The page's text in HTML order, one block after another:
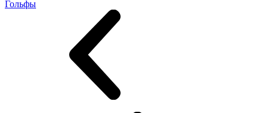
Гольфы